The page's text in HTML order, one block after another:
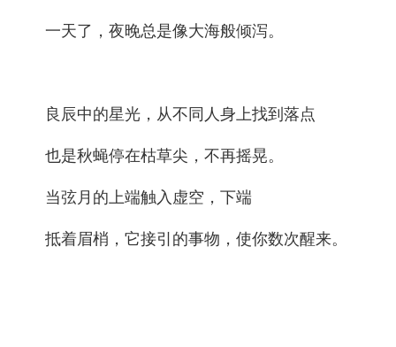
一天了，夜晚总是像大海般倾泻。
良辰中的星光，从不同人身上找到落点
也是秋蝇停在枯草尖，不再摇晃。
当弦月的上端触入虚空，下端
抵着眉梢，它接引的事物，使你数次醒来。